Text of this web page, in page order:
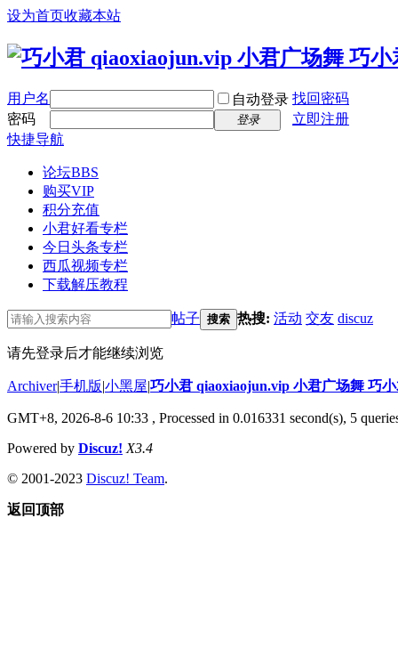
设为首页收藏本站
用户名 自动登录 找回密码
密码
登录
立即注册
快捷导航
论坛BBS
购买VIP
积分充值
小君好看专栏
今日头条专栏
西瓜视频专栏
下载解压教程
帖子 搜索 热搜: 活动 交友 discuz
请先登录后才能继续浏览
Archiver|手机版|小黑屋|巧小君 qiaoxiaojun.vip 小君广场舞 巧
GMT+8, 2026-8-6 10:33 , Processed in 0.016331 second(s), 5
Powered by Discuz! X3.4
© 2001-2023 Discuz! Team.
返回顶部